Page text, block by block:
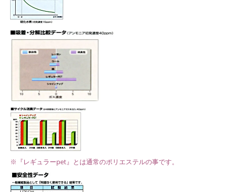
※『レギュラーpet』とは通常のポリエステルの事です。